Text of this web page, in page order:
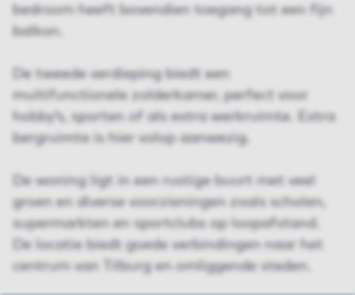
bedroom heeft bovendien toegang tot een fijn
balkon.
De tweede verdieping biedt een
multifunctionele zolderkamer, perfect voor
hobby’s, sporten of als extra werkruimte. Extra
bergruimte is hier volop aanwezig.
De woning ligt in een rustige buurt met veel
groen en diverse voorzieningen zoals scholen,
supermarkten en sportclubs op loopafstand.
De locatie biedt goede verbindingen naar het
centrum van Tilburg en omliggende steden.